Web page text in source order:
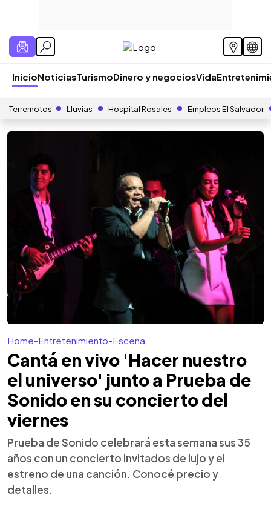
InicioNoticiasTurismoDinero y negociosVida
Terremotos Lluvias Hospital Rosales Empleos El Salvador
Home-Entretenimiento-Escena
Cantá en vivo 'Hacer nuestro
el universo' junto a Prueba de
Sonido en su concierto del
viernes
Prueba de Sonido celebrará esta semana sus 35
años con un concierto invitados de lujo y el
estreno de una canción. Conocé precio y
detalles.